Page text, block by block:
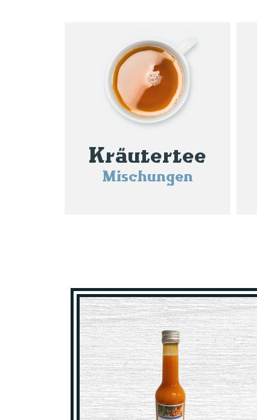
Kräutertee
Mischungen